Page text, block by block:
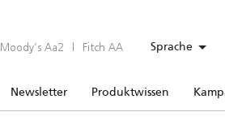
Moody’s Aa2 | Fitch AA Sprache
Newsletter Produktwissen